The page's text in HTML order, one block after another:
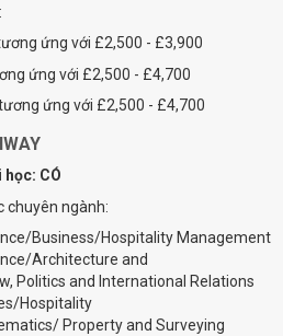
ứng với £2,500 - £3,900
ứng với £2,500 - £4,700
ứng với £2,500 - £4,700
CÓ
chuyên ngành:
Business/Hospitality Management
Architecture and
Politics and International Relations
Hospitality
Property and Surveying